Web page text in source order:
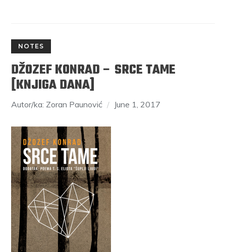
NOTES
DŽOZEF KONRAD – SRCE TAME
[KNJIGA DANA]
Autor/ka: Zoran Paunović June 1, 2017